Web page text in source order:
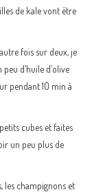
de kale vont être
fois sur deux, je
d’huile d’olive
pendant 10 min à
cubes et faites
un peu plus de
les champignons et